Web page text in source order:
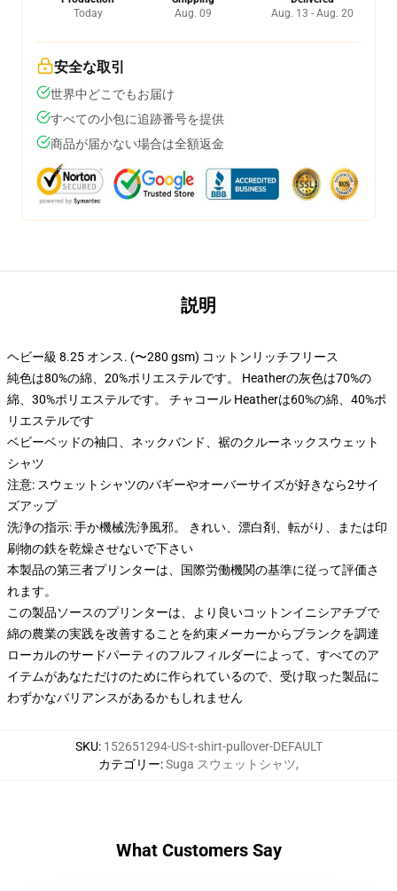
Today
Aug. 09
Aug. 13 - Aug. 20
安全な取引
世界中どこでもお届け
すべての小包に追跡番号を提供
商品が届かない場合は全額返金
説明
ヘビー級 8.25 オンス. (〜280 gsm) コットンリッチフリース
純色は80%の綿、20%ポリエステルです。 Heatherの灰色は70%の
綿、30%ポリエステルです。 チャコール Heatherは60%の綿、40%ポ
リエステルです
ベビーベッドの袖口、ネックバンド、裾のクルーネックスウェット
シャツ
注意: スウェットシャツのバギーやオーバーサイズが好きなら2サイ
ズアップ
洗浄の指示: 手か機械洗浄風邪。 きれい、漂白剤、転がり、または印
刷物の鉄を乾燥させないで下さい
本製品の第三者プリンターは、国際労働機関の基準に従って評価さ
れます。
この製品ソースのプリンターは、より良いコットンイニシアチブで
綿の農業の実践を改善することを約束メーカーからブランクを調達
ローカルのサードパーティのフルフィルダーによって、すべてのア
イテムがあなただけのために作られているので、受け取った製品に
わずかなバリアンスがあるかもしれません
SKU: 152651294-US-t-shirt-pullover-DEFAULT
カテゴリー:Suga スウェットシャツ,
What Customers Say